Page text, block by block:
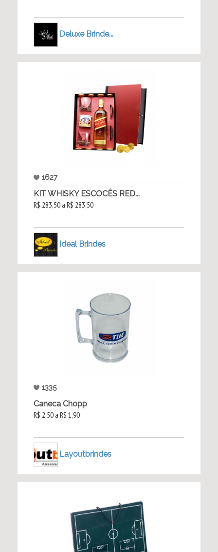
Deluxe Brinde...
1627
KIT WHISKY ESCOCÊS RED...
R$ 283,50 a R$ 283,50
Ideal Brindes
1335
Caneca Chopp
R$ 2,50 a R$ 1,90
Layoutbrindes